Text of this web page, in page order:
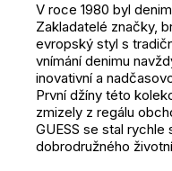
V roce 1980 byl
Zakladatelé značky,
evropský styl s
vnímání denimu
inovativní a
První džíny této
zmizely z regálu
GUESS se stal
dobrodružného